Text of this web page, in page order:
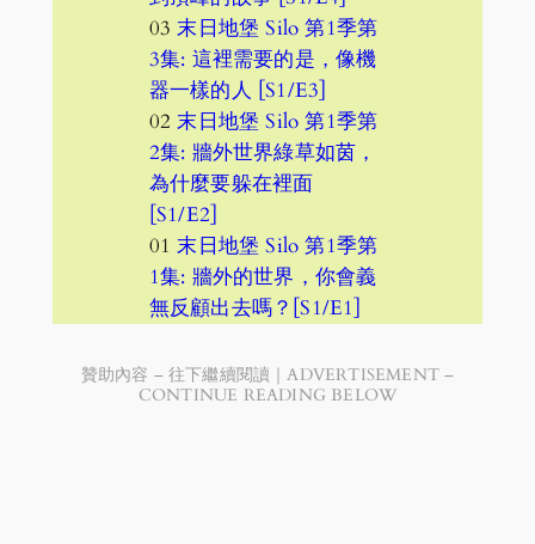
03末日地堡 Silo 第1季第
3集: 這裡需要的是，像機
器一樣的人 [S1/E3]
02末日地堡 Silo 第1季第
2集: 牆外世界綠草如茵，
為什麼要躲在裡面
[S1/E2]
01末日地堡 Silo 第1季第
1集: 牆外的世界，你會義
無反顧出去嗎？[S1/E1]
贊助內容 – 往下繼續閱讀｜ADVERTISEMENT –
CONTINUE READING BELOW